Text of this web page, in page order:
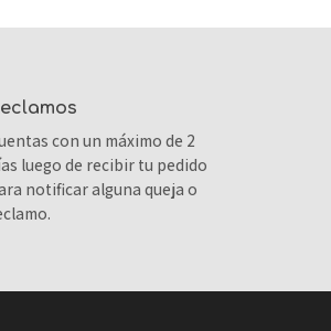
reclamos
con un máximo de 2
luego de recibir tu pedido
notificar alguna queja o